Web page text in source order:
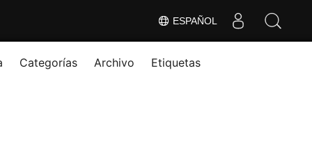
ESPAÑOL
Categorías Archivo Etiquetas